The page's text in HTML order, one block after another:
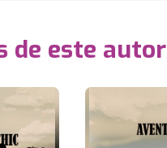
de este autor